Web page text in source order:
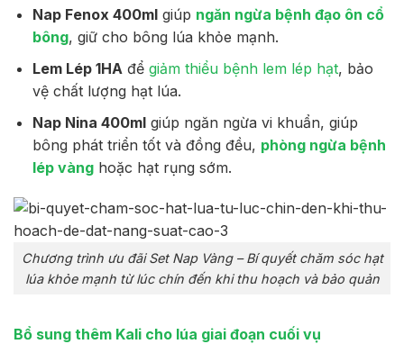
Nap Fenox 400mlgiúp ngăn ngừa bệnh đạo ôn cổ
bông, giữ cho bông lúa khỏe mạnh.
Lem Lép 1HA để giảm thiểu bệnh lem lép hạt, bảo
vệ chất lượng hạt lúa.
Nap Nina 400mlgiúp ngăn ngừa vi khuẩn, giúp
bông phát triển tốt và đồng đều, phòng ngừa bệnh
lép vànghoặc hạt rụng sớm.
Chương trình ưu đãi Set Nap Vàng – Bí quyết chăm sóc hạt
lúa khỏe mạnh từ lúc chín đến khi thu hoạch và bảo quản
Bổ sung thêm Kali cho lúa giai đoạn cuối vụ